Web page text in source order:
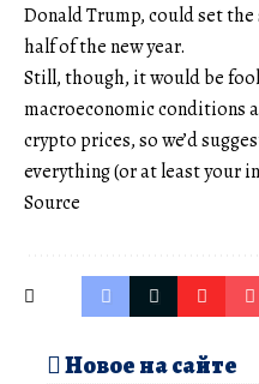
Donald Trump, could set
half of the new year.
Still, though, it would be
macroeconomic conditions
crypto prices, so we’d
everything (or at least your
Source
Новое на сайте